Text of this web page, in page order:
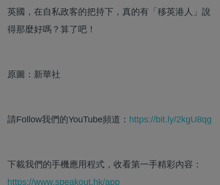
英國，在自私政客的把持下，真的有「移英港人」說
得那麼好嗎？算了吧！
原圖：新華社
請Follow我們的YouTube頻道： https://bit.ly/2kgU8qg
下載我們的手機應用程式，收看第一手精彩內容：
https://www.speakout.hk/app